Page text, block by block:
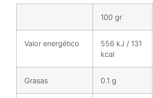
100 gr
Valor energético
556 kJ / 131
kcal
Grasas 0.1 g